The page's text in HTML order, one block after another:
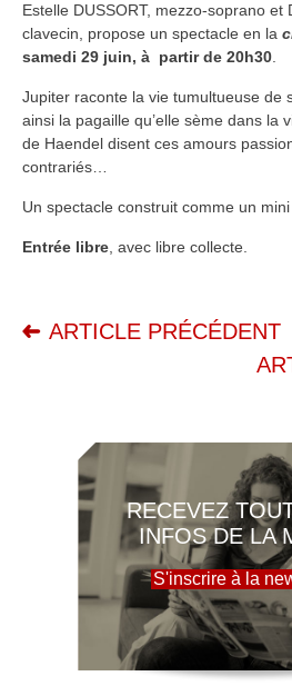
Estelle DUSSORT, mezzo-soprano et
clavecin, propose un spectacle en la
samedi 29 juin, à partir de 20h30
Jupiter raconte la vie tumultueuse de
ainsi la pagaille qu’elle sème dans
de Haendel disent ces amours
contrariés…
Un spectacle construit comme un
Entrée libre , avec libre collecte.
ARTICLE PRÉCÉDENT
RECEVEZ
INFOS DE LA
S'inscrire à la